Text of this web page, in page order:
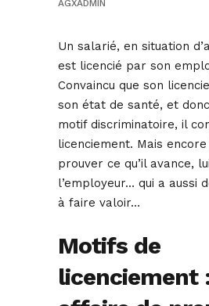
AGXADMIN
Un salarié, en situation
est licencié par son
Convaincu que son
son état de santé, et
motif discriminatoire, il
licenciement. Mais
prouver ce qu’il avance,
l’employeur… qui a aussi
à faire valoir…
Motifs de
licenciement